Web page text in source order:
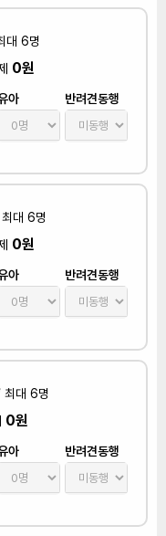
대 6명
0원
아 반려견동행
대 6명
0원
아 반려견동행
대 6명
0원
아 반려견동행